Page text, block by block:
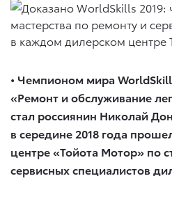
• Чемпионом мира
«Ремонт и обслуживание
стал россиянин Николай
в середине 2018 года
центре «Тойота Мотор» по
сервисных специалистов